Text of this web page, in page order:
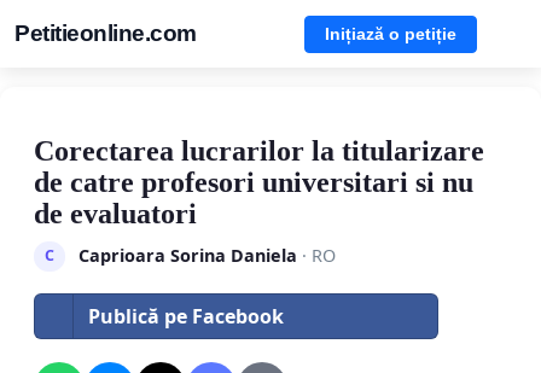
Petitieonline.com Inițiază o petiție
Corectarea lucrarilor la titularizare
de catre profesori universitari si nu
de evaluatori
C Caprioara Sorina Daniela · RO
Publică pe Facebook